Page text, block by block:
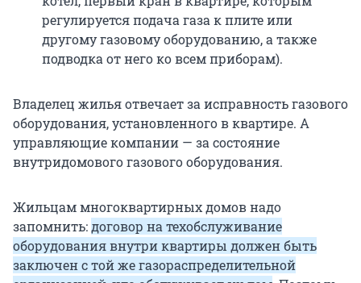
регулируется подача газа к плите или
другому газовому оборудованию, а также
подводка от него ко всем приборам).
Владелец жилья отвечает за исправность газового
оборудования, установленного в квартире. А
управляющие компании — за состояние
внутридомового газового оборудования.
Жильцам многоквартирных домов надо
запомнить: договор на техобслуживание
оборудования внутри квартиры должен быть
заключен с той же газораспределительной